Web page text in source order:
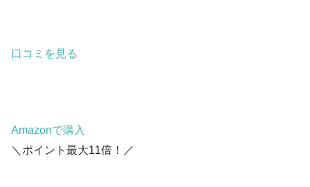
口コミを見る
Amazonで購入
＼ポイント最大11倍！／